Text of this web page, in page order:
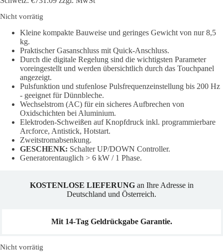
auf
Kundenbewertungen
Nicht vorrätig
Kleine kompakte Bauweise und geringes Gewicht von nur 8,5
kg.
Praktischer Gasanschluss mit Quick-Anschluss.
Durch die digitale Regelung sind die wichtigsten Parameter
voreingestellt und werden übersichtlich durch das Touchpanel
angezeigt.
Pulsfunktion und stufenlose Pulsfrequenzeinstellung bis 200 Hz
- geeignet für Dünnbleche.
Wechselstrom (AC) für ein sicheres Aufbrechen von
Oxidschichten bei Aluminium.
Elektroden-Schweißen auf Knopfdruck inkl. programmierbare
Arcforce, Antistick, Hotstart.
Zweitstromabsenkung.
GESCHENK: Schalter UP/DOWN Controller.
Generatorentauglich > 6 kW / 1 Phase.
KOSTENLOSE LIEFERUNGan Ihre Adresse in
Deutschland und Österreich.
Mit 14-Tag Geldrückgabe Garantie.
Nicht vorrätig